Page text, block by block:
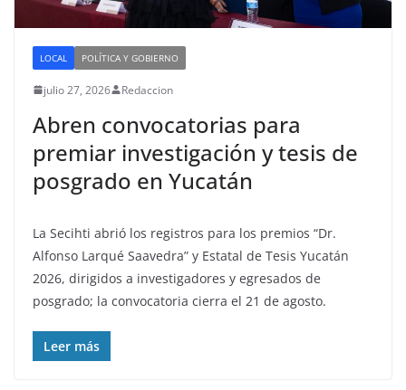
LOCAL POLÍTICA Y GOBIERNO
julio 27, 2026 Redaccion
Abren convocatorias para
premiar investigación y tesis de
posgrado en Yucatán
La Secihti abrió los registros para los premios “Dr.
Alfonso Larqué Saavedra” y Estatal de Tesis Yucatán
2026, dirigidos a investigadores y egresados de
posgrado; la convocatoria cierra el 21 de agosto.
Leer más